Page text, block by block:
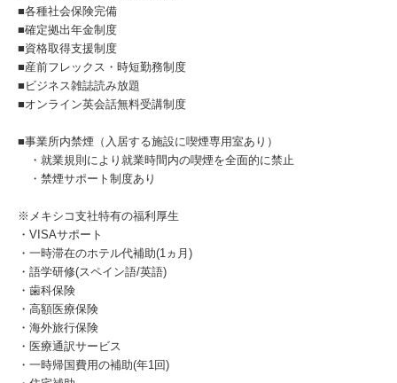
■各種社会保険完備
■確定拠出年金制度
■資格取得支援制度
■産前フレックス・時短勤務制度
■ビジネス雑誌読み放題
■オンライン英会話無料受講制度
■事業所内禁煙（入居する施設に喫煙専用室あり）
・就業規則により就業時間内の喫煙を全面的に禁止
・禁煙サポート制度あり
※メキシコ支社特有の福利厚生
・VISAサポート
・一時滞在のホテル代補助(1ヵ月)
・語学研修(スペイン語/英語)
・歯科保険
・高額医療保険
・海外旅行保険
・医療通訳サービス
・一時帰国費用の補助(年1回)